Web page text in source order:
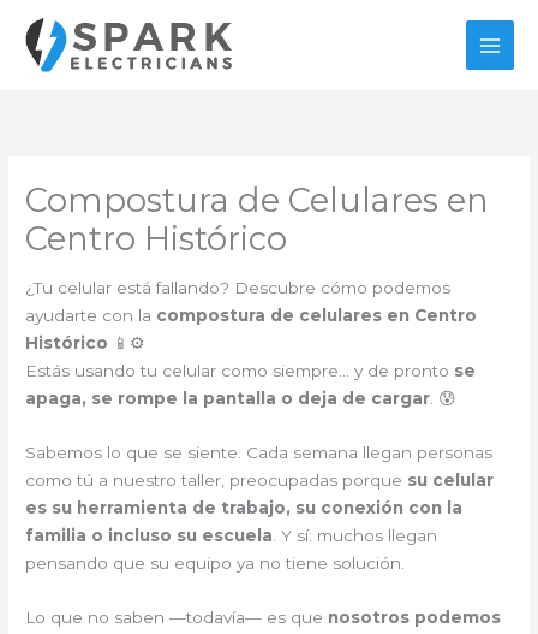
contenido
Compostura de Celulares en
Centro Histórico
¿Tu celular está fallando? Descubre cómo podemos
ayudarte con la compostura de celulares en Centro
Histórico 📱⚙️
Estás usando tu celular como siempre… y de pronto se
apaga, se rompe la pantalla o deja de cargar. 😰
Sabemos lo que se siente. Cada semana llegan personas
como tú a nuestro taller, preocupadas porque su celular
es su herramienta de trabajo, su conexión con la
familia o incluso su escuela . Y sí: muchos llegan
pensando que su equipo ya no tiene solución.
Lo que no saben —todavía— es que nosotros podemos